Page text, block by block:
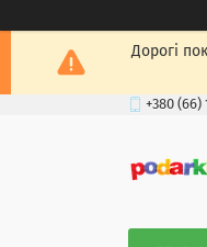
Дорогі
+380 (66)